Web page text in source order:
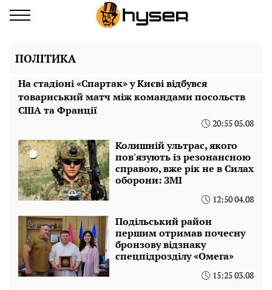
ПОЛІТИКА
На стадіоні «Спартак» у Києві відбувся
товариський матч між командами посольств
США та Франції
20:55 05.08
Колишній ультрас, якого
пов'язують із резонансною
справою, вже рік не в Силах
оборони: ЗМІ
12:50 04.08
Подільський район
першим отримав почесну
бронзову відзнаку
спецпідрозділу «Омега»
15:25 03.08